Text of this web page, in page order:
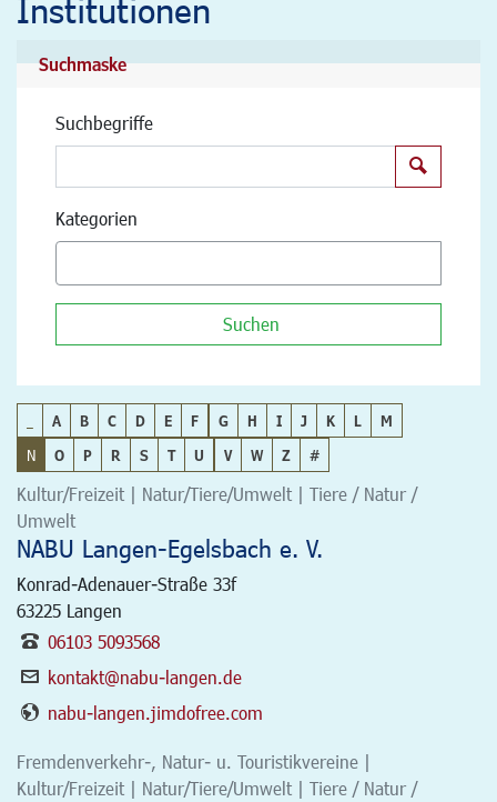
Institutionen
Suchmaske
Suchbegriffe
Kategorien
Suchen
A B C D E F G H I J K L
M
N
O P R S T U V W Z #
Kultur/Freizeit | Natur/Tiere/Umwelt | Tiere / Natur /
Umwelt
NABU Langen-Egelsbach e. V.
Konrad-Adenauer-Straße 33f
63225 Langen
06103 5093568
kontakt@nabu-langen.de
nabu-langen.jimdofree.com
Fremdenverkehr-, Natur- u. Touristikvereine |
Kultur/Freizeit | Natur/Tiere/Umwelt | Tiere / Natur /